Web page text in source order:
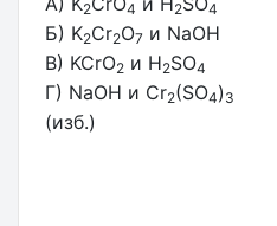
2 4 2 4
Б) K2Cr2O7 и NaOH
В) KCrO2 и H2SO4
Г) NaOH и Cr2(SO4) 3
(изб.)